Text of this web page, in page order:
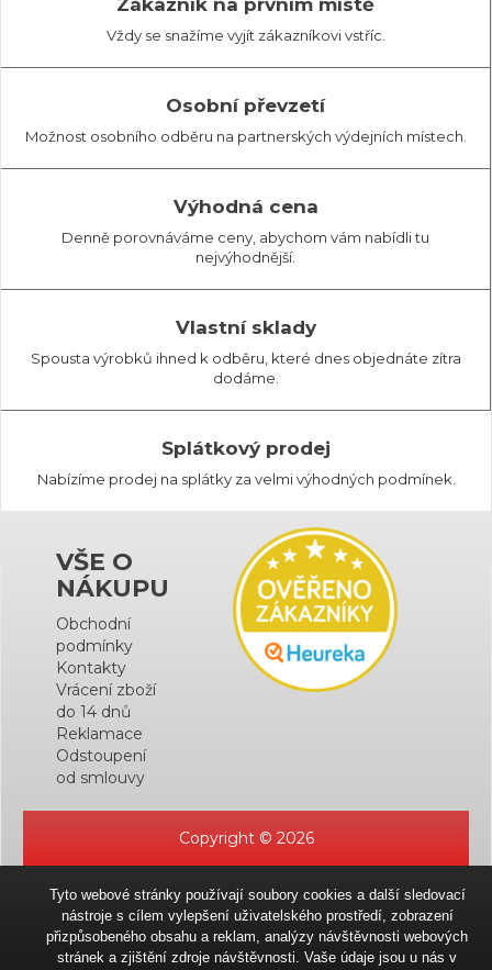
Zákazník na prvním místě
Vždy se snažíme vyjít zákazníkovi vstříc.
Osobní převzetí
Možnost osobního odběru na partnerských výdejních místech.
Výhodná cena
Denně porovnáváme ceny, abychom vám nabídli tu
nejvýhodnější.
Vlastní sklady
Spousta výrobků ihned k odběru, které dnes objednáte zítra
dodáme.
Splátkový prodej
Nabízíme prodej na splátky za velmi výhodných podmínek.
VŠE O
NÁKUPU
Obchodní
podmínky
Kontakty
Vrácení zboží
do 14 dnů
Reklamace
Odstoupení
od smlouvy
Copyright © 2026
Tyto webové stránky používají soubory cookies a další sledovací
nástroje s cílem vylepšení uživatelského prostředí, zobrazení
přizpůsobeného obsahu a reklam, analýzy návštěvnosti webových
stránek a zjištění zdroje návštěvnosti. Vaše údaje jsou u nás v